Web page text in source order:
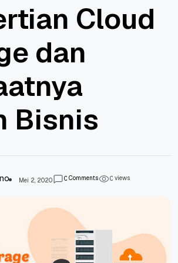
Cloud
dan
Bisnis
Mei 2, 2020 0Comments 0views